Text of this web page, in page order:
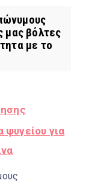
μας βόλτες
με το
ψυγείου για